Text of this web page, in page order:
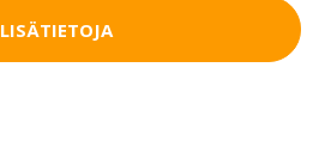
LISÄTIETOJA